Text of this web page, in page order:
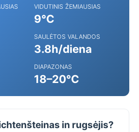
VIDUTINIS ŽEMIAUSIAS
9°C
SAULĖTOS VALANDOS
3.8h/diena
DIAPAZONAS
18–20°C
in rugsėjis?